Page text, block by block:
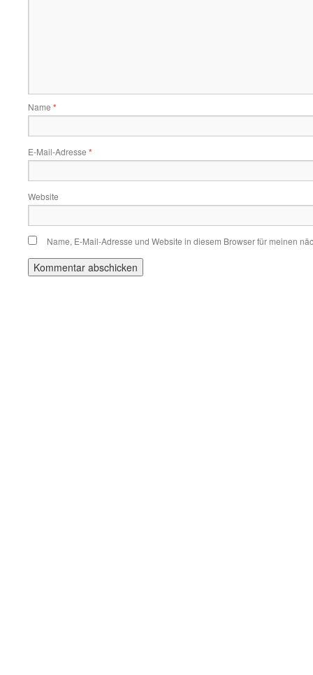
Name *
E-Mail-Adresse *
Website
Name, E-Mail-Adresse und Website in diesem Browser für meinen